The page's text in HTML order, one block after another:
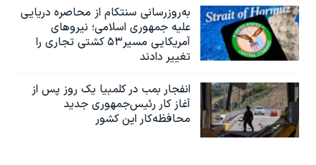
به‌روزرسانی سنتکام از محاصره دریایی
علیه جمهوری اسلامی؛ نیروهای
آمریکایی مسیر۵۳ کشتی تجاری را
تغییر دادند
انفجار بمب‌‌ در کلمبیا یک روز پس از
آغاز کار رئیس‌جمهوری جدید
محافظه‌کار این کشور